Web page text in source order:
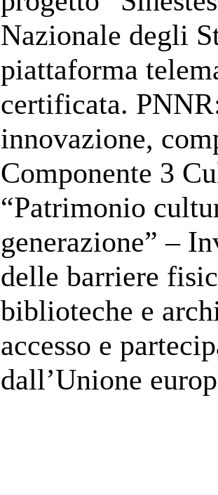
Nazionale degli
piattaforma
certificata.
innovazione,
Componente 3
“Patrimonio
generazione” –
delle barriere
biblioteche e
accesso e
dall’Unione